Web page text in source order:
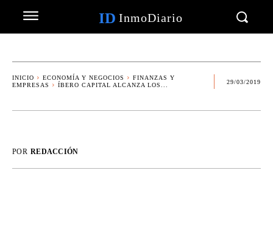
ID InmoDiario
INICIO ECONOMÍA Y NEGOCIOS
FINANZAS Y
EMPRESAS
ÍBERO CAPITAL ALCANZA LOS...
29/03/2019
POR REDACCIÓN